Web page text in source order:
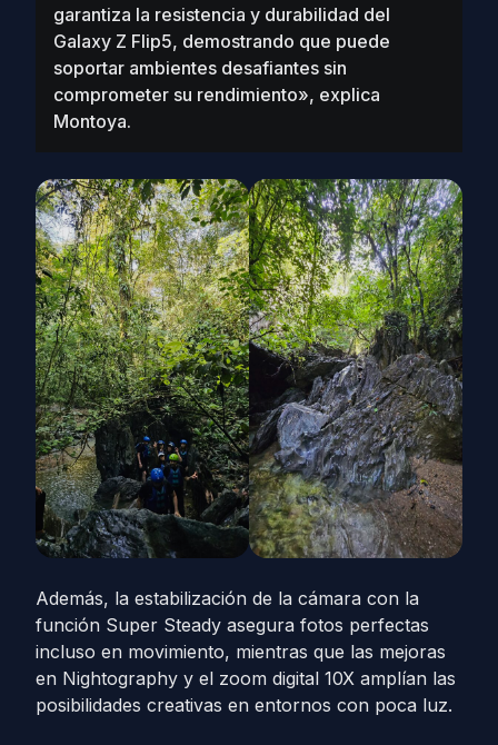
garantiza la resistencia y durabilidad del
Galaxy Z Flip5, demostrando que puede
soportar ambientes desafiantes sin
comprometer su rendimiento», explica
Montoya.
Además, la estabilización de la cámara con la
función Super Steady asegura fotos perfectas
incluso en movimiento, mientras que las mejoras
en Nightography y el zoom digital 10X amplían las
posibilidades creativas en entornos con poca luz.